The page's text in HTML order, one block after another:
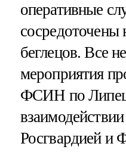
оперативные
сосредоточены
беглецов. Все
мероприятия
ФСИН по
Росгвардией и